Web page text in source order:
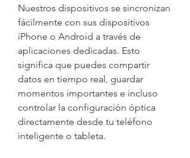
Nuestros dispositivos se sincronizan
fácilmente con sus dispositivos
iPhone o Android a través de
aplicaciones dedicadas. Esto
significa que puedes compartir
datos en tiempo real, guardar
momentos importantes e incluso
controlar la configuración óptica
directamente desde tu teléfono
inteligente o tableta.